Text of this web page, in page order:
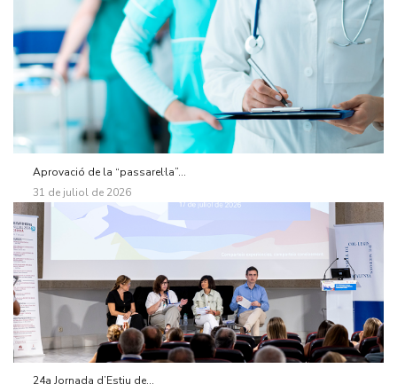
Aprovació de la “passarel·la”...
31 de juliol de 2026
24a Jornada d’Estiu de...